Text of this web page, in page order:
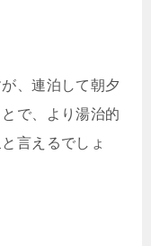
、連泊して朝夕
で、より湯治的
言えるでしょ